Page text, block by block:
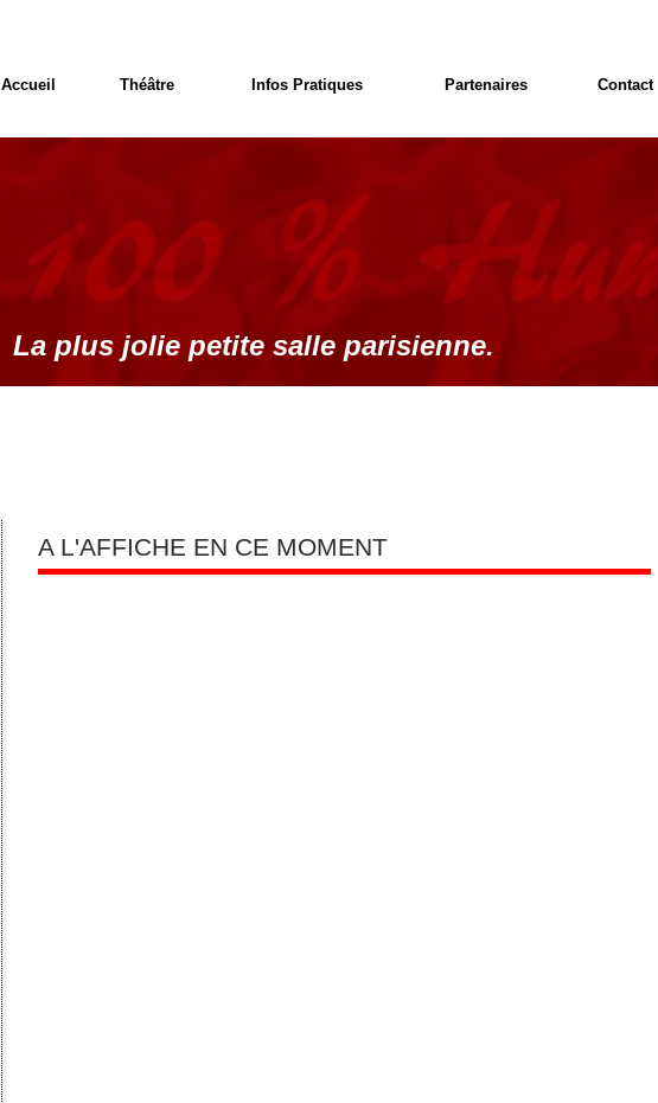
La plus jolie petite salle parisienne.
Accueil Théâtre Infos Pratiques Partenaires Contact
A L'AFFICHE EN CE MOMENT